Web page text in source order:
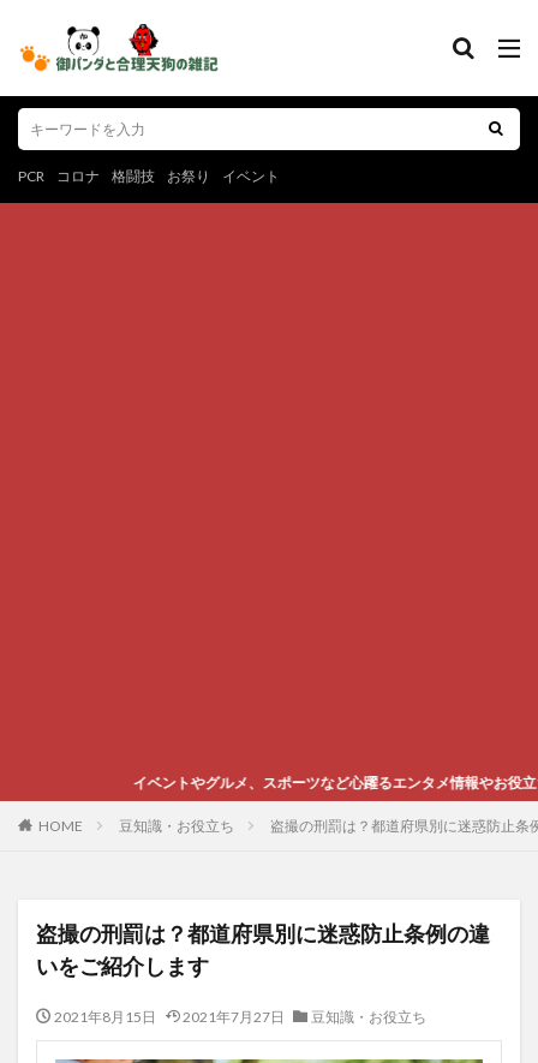
PCR コロナ 格闘技 お祭り イベント
ントやグルメ、スポーツなど心躍るエンタメ情報やお役立ち豆知識をご紹介しま
HOME 豆知識・お役立ち 盗撮の刑罰は？都道府県別に迷惑防止条
盗撮の刑罰は？都道府県別に迷惑防止条例の違
いをご紹介します
2021年8月15日 2021年7月27日 豆知識・お役立ち